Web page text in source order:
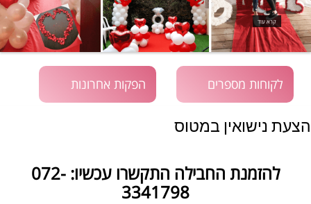
קרא עוד
לקוחות מספרים הפקות אחרונות
הצעת נישואין במטוס
להזמנת החבילה התקשרו עכשיו: 072-
3341798